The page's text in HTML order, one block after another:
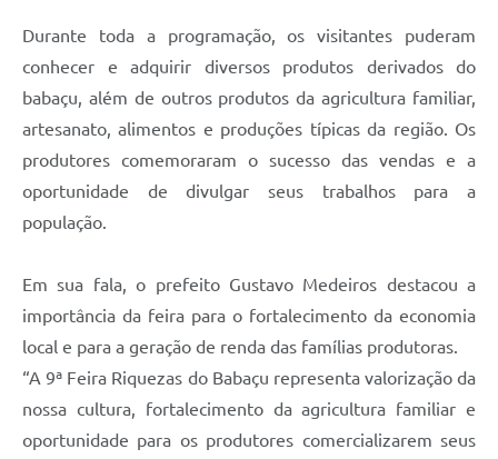
Durante toda a programação, os visitantes puderam
conhecer e adquirir diversos produtos derivados do
babaçu, além de outros produtos da agricultura familiar,
artesanato, alimentos e produções típicas da região. Os
produtores comemoraram o sucesso das vendas e a
oportunidade de divulgar seus trabalhos para a
população.
Em sua fala, o prefeito Gustavo Medeiros destacou a
importância da feira para o fortalecimento da economia
local e para a geração de renda das famílias produtoras.
“A 9ª Feira Riquezas do Babaçu representa valorização da
nossa cultura, fortalecimento da agricultura familiar e
oportunidade para os produtores comercializarem seus